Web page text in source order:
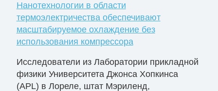
Нанотехнологии в области
термоэлектричества обеспечивают
масштабируемое охлаждение без
использования компрессора
Исследователи из Лаборатории прикладной
физики Университета Джонса Хопкинса
(APL) в Лореле, штат Мэриленд,